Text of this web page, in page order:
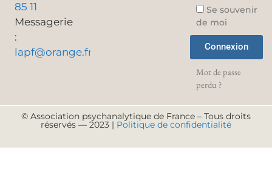
85 11
Messagerie
:
lapf@orange.fr
Se souvenir
de moi
Connexion
Mot de passe
perdu ?
© Association psychanalytique de France – Tous droits
réservés — 2023 | Politique de confidentialité